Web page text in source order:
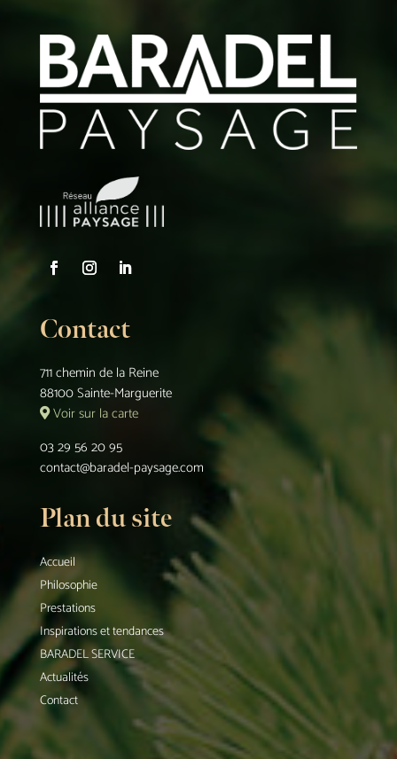
Contact
711 chemin de la Reine
88100 Sainte-Marguerite
Voir sur la carte
03 29 56 20 95
contact@baradel-paysage.com
Plan du site
Accueil
Philosophie
Prestations
Inspirations et tendances
BARADEL SERVICE
Actualités
Contact